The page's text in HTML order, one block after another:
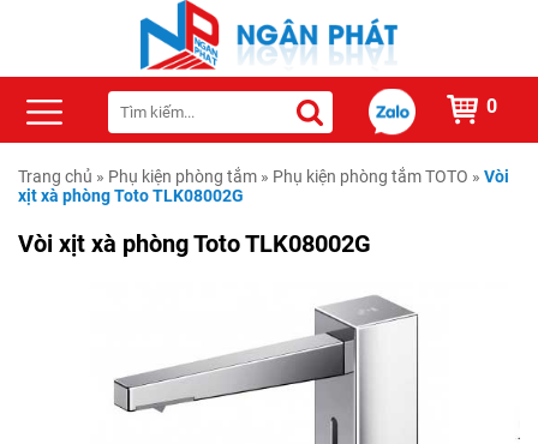
0
Trang chủ » Phụ kiện phòng tắm » Phụ kiện phòng tắm TOTO » Vòi
xịt xà phòng Toto TLK08002G
Vòi xịt xà phòng Toto TLK08002G